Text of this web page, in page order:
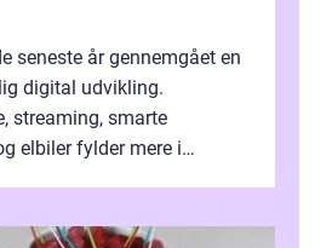
seneste år gennemgået en
digital udvikling.
streaming, smarte
elbiler fylder mere i